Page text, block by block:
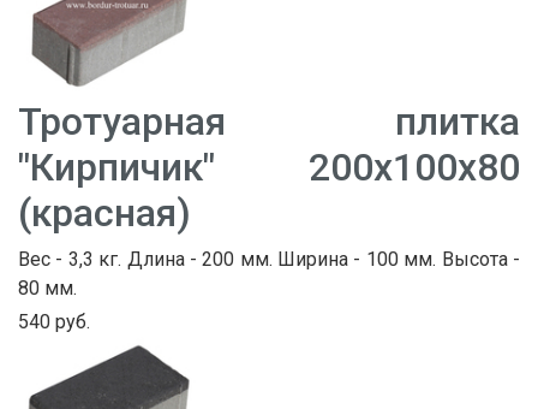
Тротуарная плитка
"Кирпичик" 200х100х80
(красная)
Вес - 3,3 кг. Длина - 200 мм. Ширина - 100 мм. Высота -
80 мм.
540 руб.